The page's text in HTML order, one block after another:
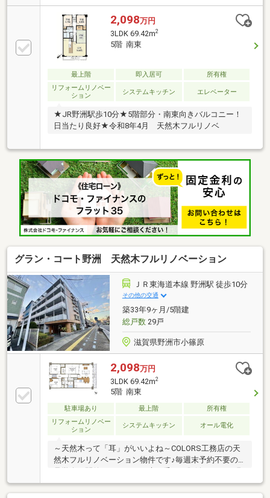
るので生乾き臭も軽減される、浴室乾燥機付きの物件
です。3LDKの物件で快適な日々を過ごしましょう。お
気に入りの中古マンションで満足度の高い生活をしま
しょう。価格は1680万円です。新しいお住まいにいか
がでしょうか。南東向きの物件をお探しの方、コチラ
よりご覧ください。
2,098万円
3LDK 69.42m2
5階 南東
最上階 即入居可
所有権
リフォームリノベー
ション
システムキッチン エレベーター
★JR野洲駅歩10分★5階部分・南東向きバルコニー！
日当たり良好★令和8年4月 天然木フルリノベ
グラン・コート野洲 天然木フルリノベーション
ＪＲ東海道本線 野洲駅 徒歩10分
その他の交通
築33年9ヶ月/5階建
総戸数29戸
滋賀県野洲市小篠原
2,098万円
3LDK 69.42m2
5階 南東
駐車場あり 最上階
所有権
リフォームリノベー
ション
システムキッチン オール電化
～天然木って「耳」がいいよね～COLORS工務店の天
然木フルリノベーション物件です♪毎週末予約不要の
地見学で体感してください♪